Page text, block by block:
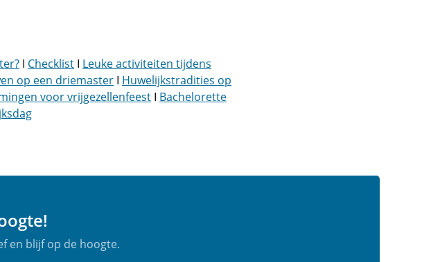
I Checklist I Leuke activiteiten tijdens
op een driemaster I Huwelijkstradities op
voor vrijgezellenfeest I Bachelorette
en blijf op de hoogte.